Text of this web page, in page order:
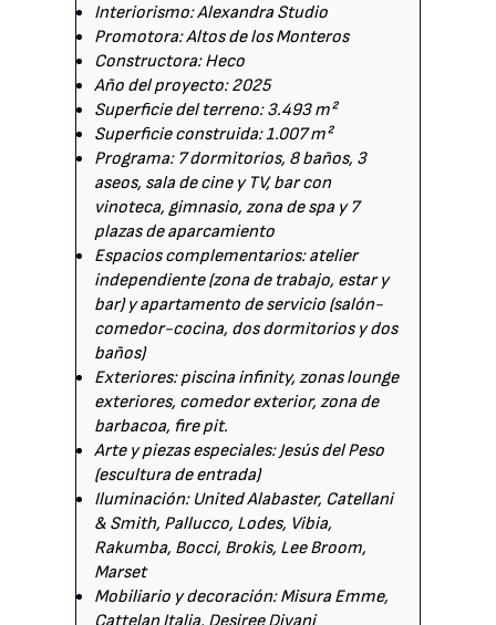
Interiorismo: Alexandra Studio
Promotora: Altos de los Monteros
Constructora: Heco
Año del proyecto: 2025
Superficie del terreno: 3.493 m²
Superficie construida: 1.007 m²
Programa: 7 dormitorios, 8 baños, 3
aseos, sala de cine y TV, bar con
vinoteca, gimnasio, zona de spa y 7
plazas de aparcamiento
Espacios complementarios: atelier
independiente (zona de trabajo, estar y
bar) y apartamento de servicio (salón-
comedor-cocina, dos dormitorios y dos
baños)
Exteriores: piscina infinity, zonas lounge
exteriores, comedor exterior, zona de
barbacoa, fire pit.
Arte y piezas especiales: Jesús del Peso
(escultura de entrada)
Iluminación: United Alabaster, Catellani
& Smith, Pallucco, Lodes, Vibia,
Rakumba, Bocci, Brokis, Lee Broom,
Marset
Mobiliario y decoración: Misura Emme,
Cattelan Italia, Desiree Divani